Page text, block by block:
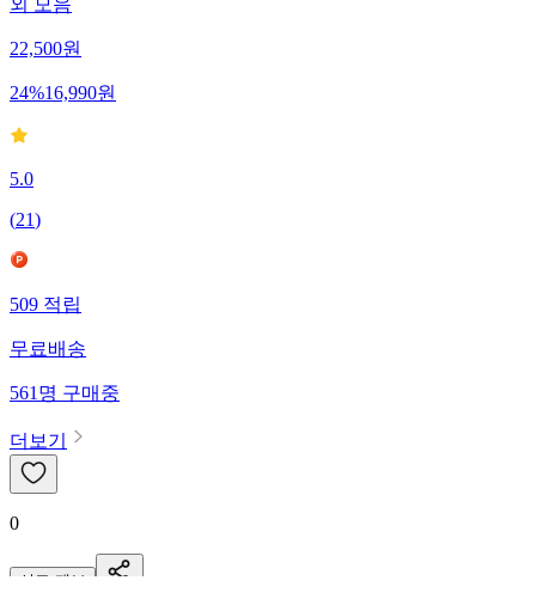
외 모음
22,500원
24%16,990원
5.0
(21)
509적립
무료배송
561명구매중
더보기
0